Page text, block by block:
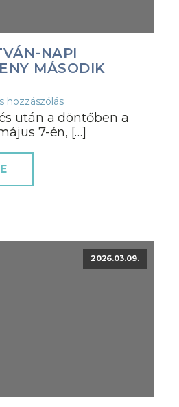
NAPI
MÁSODIK
hozzászólás
után a döntőben a
7-én, […]
2026.03.09.